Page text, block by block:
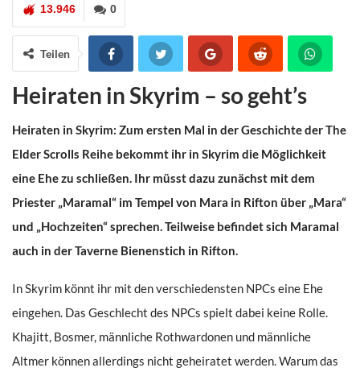
0
13.946
Teilen
Heiraten in Skyrim – so geht’s
Heiraten in Skyrim: Zum ersten Mal in der Geschichte der The
Elder Scrolls Reihe bekommt ihr in Skyrim die Möglichkeit
eine Ehe zu schließen. Ihr müsst dazu zunächst mit dem
Priester „Maramal“ im Tempel von Mara in Rifton über „Mara“
und „Hochzeiten“ sprechen. Teilweise befindet sich Maramal
auch in der Taverne Bienenstich in Rifton.
In Skyrim könnt ihr mit den verschiedensten NPCs eine Ehe
eingehen. Das Geschlecht des NPCs spielt dabei keine Rolle.
Khajitt, Bosmer, männliche Rothwardonen und männliche
Altmer können allerdings nicht geheiratet werden. Warum das